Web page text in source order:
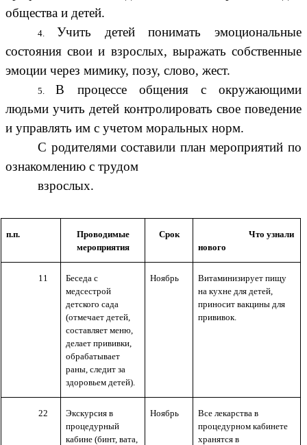
общества и детей.
Учить детей понимать эмоциональные
состояния свои и взрослых, выражать собственные
эмоции через мимику, позу, слово, жест.
В процессе общения с окружающими
людьми учить детей контролировать свое поведение
и управлять им с учетом моральных норм.
С родителями составили план мероприятий по
ознакомлению с трудом
взрослых.
п.п.
Проводимые
мероприятия
Срок
Что узнали
нового
11
Беседа с
медсестрой
детского сада
(отмечает детей,
составляет меню,
делает прививки,
обрабатывает
раны, следит за
здоровьем детей).
Ноябрь
Витаминизирует пищу
на кухне для детей,
приносит вакцины для
прививок.
22
Экскурсия в
процедурный
кабине (бинт, вата,
Ноябрь
Все лекарства в
процедурном кабинете
хранятся в